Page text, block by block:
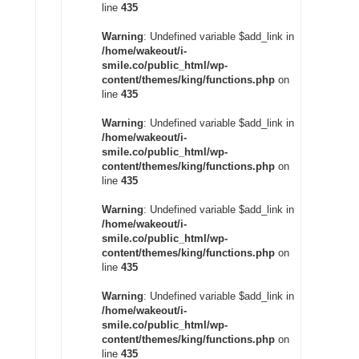
line 435
Warning: Undefined variable $add_link in
/home/wakeout/i-
smile.co/public_html/wp-
content/themes/king/functions.phpon
line 435
Warning: Undefined variable $add_link in
/home/wakeout/i-
smile.co/public_html/wp-
content/themes/king/functions.phpon
line 435
Warning: Undefined variable $add_link in
/home/wakeout/i-
smile.co/public_html/wp-
content/themes/king/functions.phpon
line 435
Warning: Undefined variable $add_link in
/home/wakeout/i-
smile.co/public_html/wp-
content/themes/king/functions.phpon
line 435